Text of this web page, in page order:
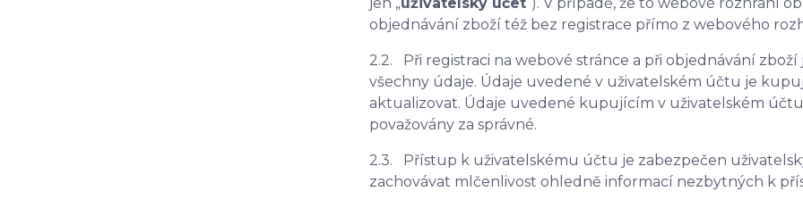
objednávání zboží též bez registrace přímo z webového
2.2. Při registraci na webové stránce a při objednávání
všechny údaje. Údaje uvedené v uživatelském účtu je
aktualizovat. Údaje uvedené kupujícím v uživatelském
považovány za správné.
2.3. Přístup k uživatelskému účtu je zabezpečen
zachovávat mlčenlivost ohledně informací nezbytných k